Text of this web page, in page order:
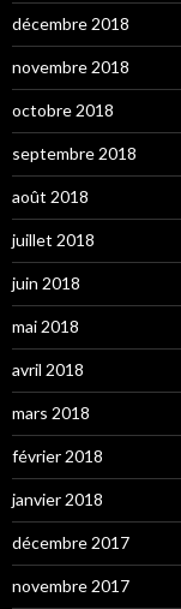
décembre 2018
novembre 2018
octobre 2018
septembre 2018
août 2018
juillet 2018
juin 2018
mai 2018
avril 2018
mars 2018
février 2018
janvier 2018
décembre 2017
novembre 2017